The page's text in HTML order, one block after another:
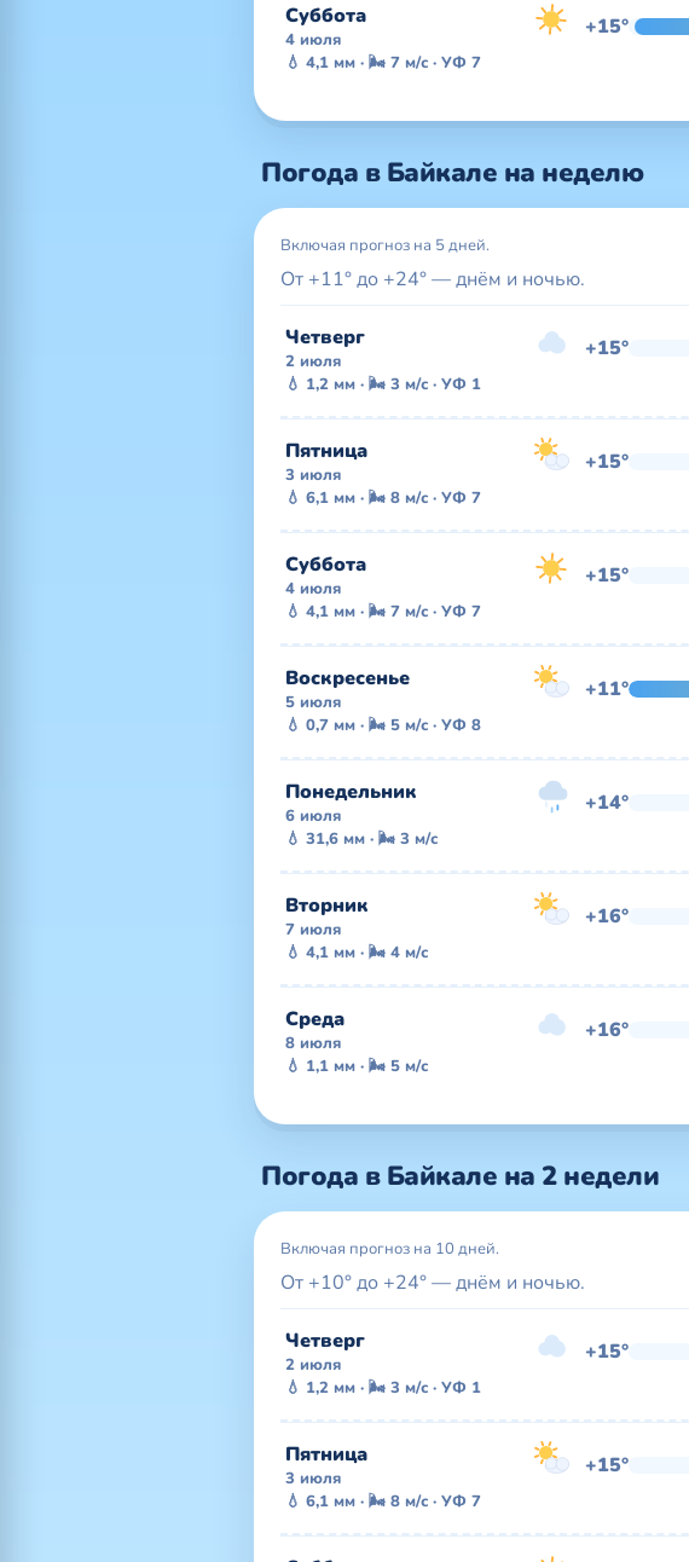
Суббота
4 июля +15°
💧 4,1 мм · 🌬 7 м/с · УФ 7
Погода в Байкале на неделю
Включая прогноз на 5 дней.
От +11° до +24° — днём и ночью.
Четверг
2 июля +15°
💧 1,2 мм · 🌬 3 м/с · УФ 1
Пятница
3 июля +15°
💧 6,1 мм · 🌬 8 м/с · УФ 7
Суббота
4 июля +15°
💧 4,1 мм · 🌬 7 м/с · УФ 7
Воскресенье
5 июля +11°
💧 0,7 мм · 🌬 5 м/с · УФ 8
Понедельник
6 июля +14°
💧 31,6 мм · 🌬 3 м/с
Вторник
7 июля +16°
💧 4,1 мм · 🌬 4 м/с
Среда
8 июля +16°
💧 1,1 мм · 🌬 5 м/с
Погода в Байкале на 2 недели
Включая прогноз на 10 дней.
От +10° до +24° — днём и ночью.
Четверг
2 июля +15°
💧 1,2 мм · 🌬 3 м/с · УФ 1
Пятница
3 июля +15°
💧 6,1 мм · 🌬 8 м/с · УФ 7